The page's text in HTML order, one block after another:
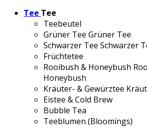
Tee Tee
Teebeutel
Grüner Tee Grüner Tee
Schwarzer Tee Schwarzer
Früchtetee
Rooibush & Honeybush
Honeybush
Kräuter- & Gewürztee
Eistee & Cold Brew
Bubble Tea
Teeblumen (Bloomings)